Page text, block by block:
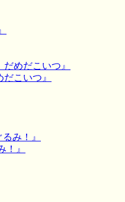
めだこいつ』
こいつ』
み！』
』